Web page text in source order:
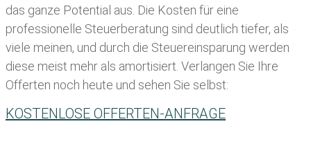
das ganze Potential aus. Die Kosten für eine
professionelle Steuerberatung sind deutlich tiefer, als
viele meinen, und durch die Steuereinsparung werden
diese meist mehr als amortisiert. Verlangen Sie Ihre
Offerten noch heute und sehen Sie selbst:
KOSTENLOSE OFFERTEN-ANFRAGE